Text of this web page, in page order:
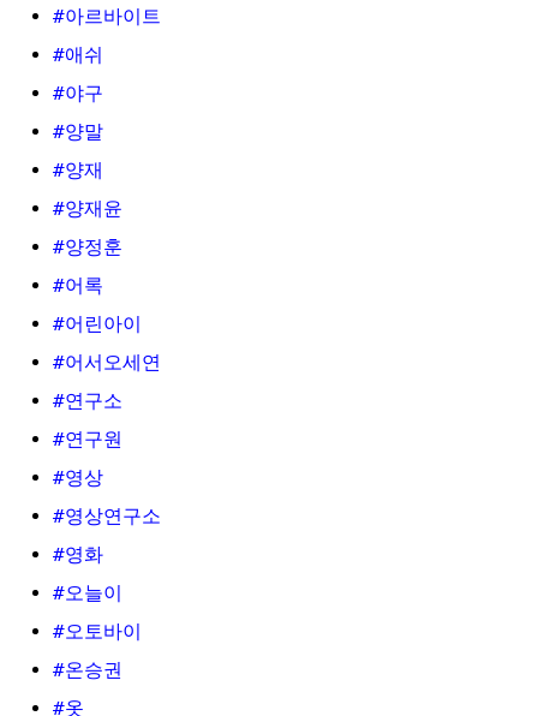
#아르바이트
#애쉬
#야구
#양말
#양재
#양재윤
#양정훈
#어록
#어린아이
#어서오세연
#연구소
#연구원
#영상
#영상연구소
#영화
#오늘이
#오토바이
#온승권
#옷